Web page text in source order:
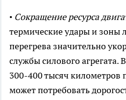
• Сокращение ресурса
термические удары и зоны
перегрева значительно
службы силового агрегата.
300-400 тысяч километров
может потребовать